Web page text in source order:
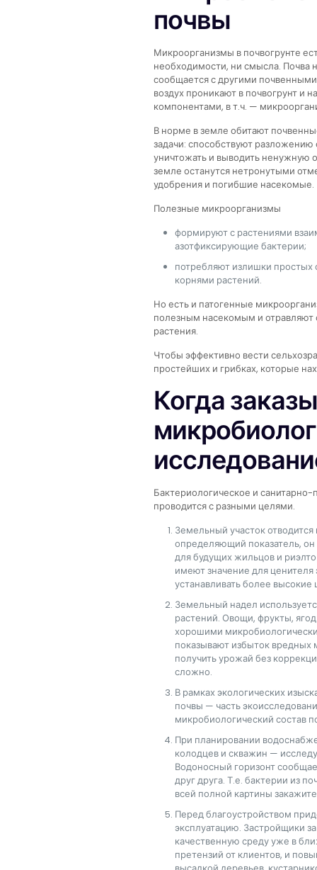
почвы
Микроорганизмы в почвогрунте
необходимости, ни смысла. Почва
сообщается с другими
воздух проникают в почвогрунт
компонентами, в т.ч. —
В норме в земле обитают
задачи: способствуют разложению
уничтожать и выводить ненужную
земле останутся нетронутыми
удобрения и погибшие насекомые.
Полезные микроорганизмы
формируют с растениями
азотфиксирующие бактерии;
потребляют излишки
корнями растений.
Но есть и патогенные
полезным насекомым и отравляют
растения.
Чтобы эффективно вести
простейших и грибках, которые
Когда
Бактериологическое и
проводится с разными целями.
Земельный участок
определяющий показатель,
для будущих жильцов и
имеют значение для
устанавливать более
Земельный надел
растений. Овощи, фрукты,
хорошими
показывают избыток вредных
получить урожай без
сложно.
В рамках экологических
почвы — часть
микробиологический состав
При планировании
колодцев и скважин —
Водоносный горизонт
друг друга. Т.е. бактерии из
всей полной картины
Перед благоустройством
эксплуатацию. Застройщики
качественную среду уже в
претензий от клиентов, и